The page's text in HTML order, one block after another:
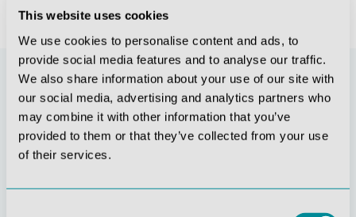
This website uses cookies
We use cookies to personalise content and ads, to
provide social media features and to analyse our traffic.
We also share information about your use of our site with
our social media, advertising and analytics partners who
may combine it with other information that you’ve
provided to them or that they’ve collected from your use
of their services.